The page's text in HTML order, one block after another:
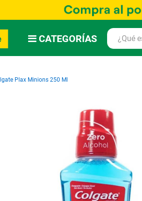
CATEGORÍAS
Plax Minions 250 Ml